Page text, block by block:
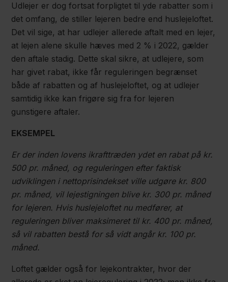
Udlejer er dog fortsat forpligtet til yde rabatter som i
det omfang, de stiller lejeren bedre end huslejeloftet.
Det vil sige, at har udlejer allerede aftalt med en lejer,
at lejen alene skulle hæves med 2 % i 2022, gælder
den aftale stadig. Dette skal sikre, at udlejere, som
har givet rabat, ikke får reguleringen begrænset
både af rabatten og af huslejeloftet, og at udlejer
samtidig ikke kan frigøre sig fra for lejeren
gunstigere aftaler.
EKSEMPEL
Er der inden lovens ikrafttræden ydet en rabat på kr.
500 pr. måned, og reguleringen efter faktisk
udviklingen i nettoprisindekset ville udgøre kr. 800
pr. måned, vil lejestigningen blive kr. 300 pr. måned
for lejeren. Hvis huslejeloftet nu medfører, at
reguleringen bliver maksimeret til kr. 400 pr. måned,
så vil rabatten bestå for så vidt angår kr. 100 pr.
måned.
Loftet gælder også for lejekontrakter, hvor der